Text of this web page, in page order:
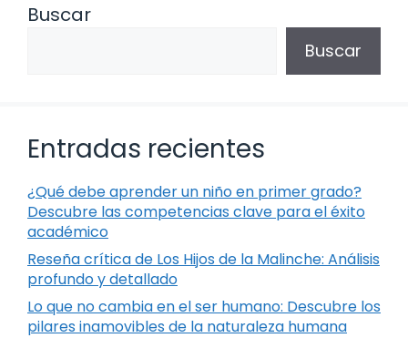
Buscar
Buscar
Entradas recientes
¿Qué debe aprender un niño en primer grado?
Descubre las competencias clave para el éxito
académico
Reseña crítica de Los Hijos de la Malinche: Análisis
profundo y detallado
Lo que no cambia en el ser humano: Descubre los
pilares inamovibles de la naturaleza humana